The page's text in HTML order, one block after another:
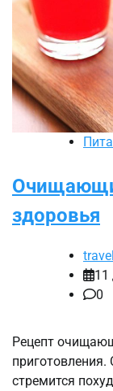
здоровья
11
0
Рецепт
стремится